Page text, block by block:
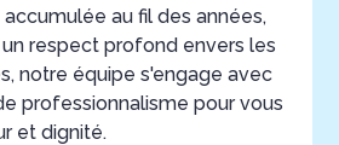
au fil des années,
respect profond envers les
notre équipe s'engage avec
professionnalisme pour vous
et dignité.